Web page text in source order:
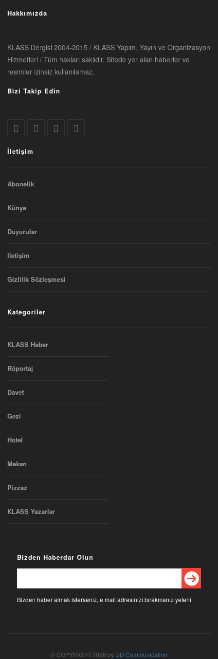
Hakkımızda
KLASS Dergisi 2004-2015 / KLASS Yapım, Yayın ve Organizasyon
Hizmetleri / Tüm hakları saklıdır. Sitede yer alan haberler ve
resimler izinsiz kullanılamaz.
Bizi Takip Edin
İletişim
Abonelik
Künye
Duyurular
Iletişim
Gizlilik Sözleşmesi
Kategoriler
KLASS Haber
Röportaj
Davet
Gezi
Hotel
Mekan
Pizzaz
KLASS Yazarlar
Bizden Haberdar Olun
Bizden haber almak isterseniz, e mail adresinizi bırakmanız yeterli.
© COPYRIGHT 2026 by UD Communication